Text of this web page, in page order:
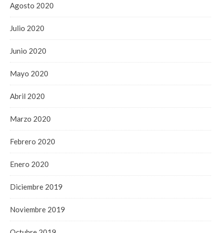
Agosto 2020
Julio 2020
Junio 2020
Mayo 2020
Abril 2020
Marzo 2020
Febrero 2020
Enero 2020
Diciembre 2019
Noviembre 2019